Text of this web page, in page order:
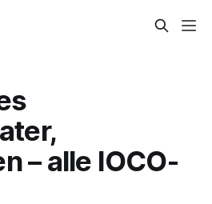
– alle IOCO-